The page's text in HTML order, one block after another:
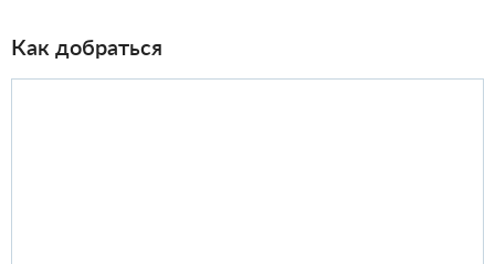
Как добраться